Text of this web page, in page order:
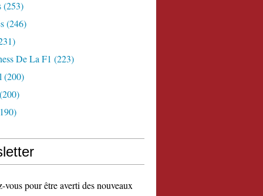
(253)
(246)
De La F1 (223)
(200)
vous pour être averti des nouveaux